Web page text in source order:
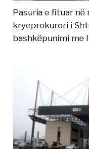
Pasuria e fituar
kryeprokurori i
bashkëpunimi me